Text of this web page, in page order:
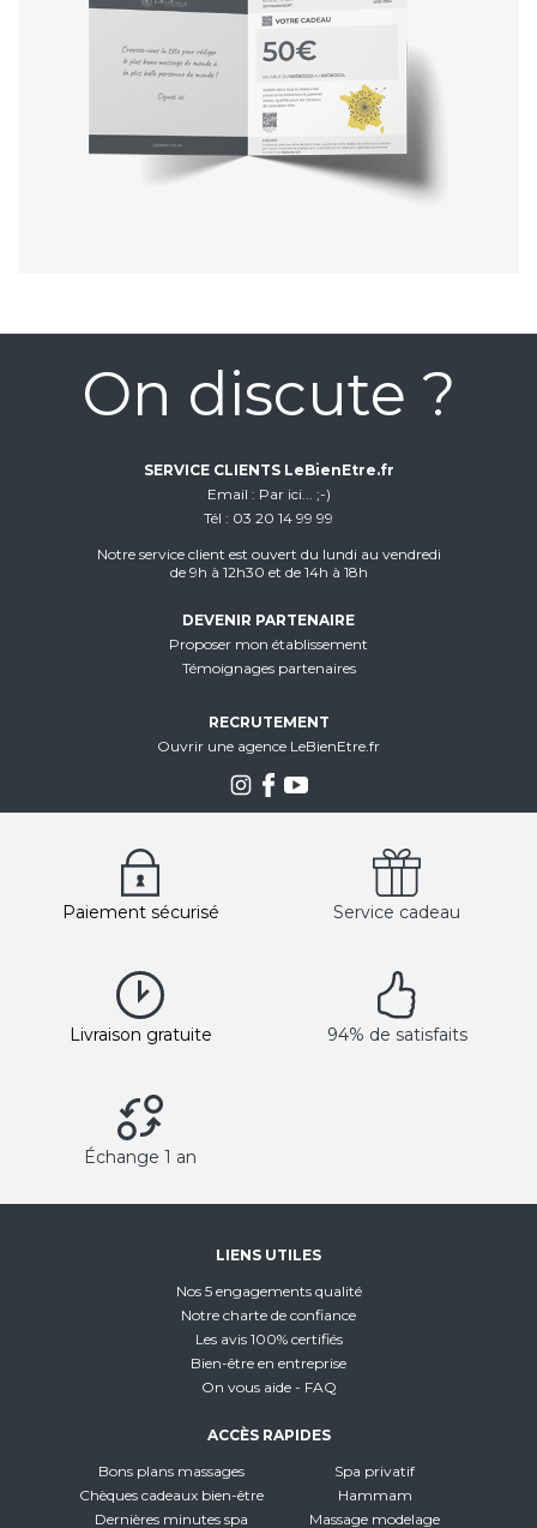
On discute ?
SERVICE CLIENTS LeBienEtre.fr
Email
Par ici... ;-)
Tél
03 20 14 99 99
Notre service client est ouvert du lundi au vendredi
de 9h à 12h30 et de 14h à 18h
DEVENIR PARTENAIRE
Proposer mon établissement
Témoignages partenaires
RECRUTEMENT
Ouvrir une agence LeBienEtre.fr
Paiement sécurisé Service cadeau
Livraison gratuite 94% de satisfaits
Échange 1 an
LIENS UTILES
Nos 5 engagements qualité
Notre charte de confiance
Les avis 100% certifiés
Bien-être en entreprise
On vous aide - FAQ
ACCÈS RAPIDES
Bons plans massages
Chèques cadeaux bien-être
Dernières minutes spa
Spa privatif
Hammam
Massage modelage